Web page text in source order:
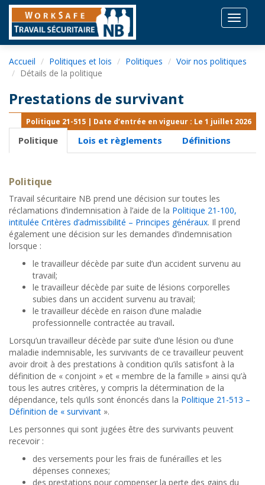
Toggle
Accueil Politiques et lois Politiques
Voir nos politiques
Détails de la politique
Prestations de survivant
Politique 21-515 | Date d’entrée en vigueur : Le 1 juillet 2026
Politique Lois et règlements Définitions
Politique
Travail sécuritaire NB prend une décision sur toutes les
réclamations d’indemnisation à l’aide de la Politique 21-100,
intitulée Critères d’admissibilité – Principes généraux. Il prend
également une décision sur les demandes d’indemnisation
lorsque :
le travailleur décède par suite d’un accident survenu au
travail;
le travailleur décède par suite de lésions corporelles
subies dans un accident survenu au travail;
le travailleur décède en raison d’une maladie
professionnelle contractée au travail.
Lorsqu’un travailleur décède par suite d’une lésion ou d’une
maladie indemnisable, les survivants de ce travailleur peuvent
avoir droit à des prestations à condition qu’ils satisfont à la
définition de « conjoint » et « membre de la famille » ainsi qu’à
tous les autres critères, y compris la détermination de la
dépendance, tels qu’ils sont énoncés dans la Politique 21-513 –
Définition de « survivant ».
Les personnes qui sont jugées être des survivants peuvent
recevoir :
des versements pour les frais de funérailles et les
dépenses connexes;
des prestations pour compenser la perte des gains du